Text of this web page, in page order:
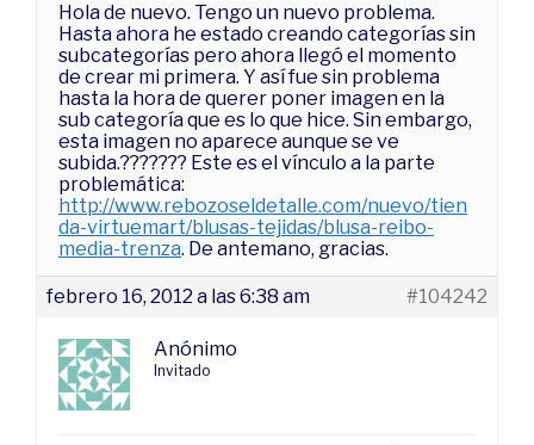
Hola de nuevo. Tengo un nuevo problema.
Hasta ahora he estado creando categorías sin
subcategorías pero ahora llegó el momento
de crear mi primera. Y así fue sin problema
hasta la hora de querer poner imagen en la
sub categoría que es lo que hice. Sin embargo,
esta imagen no aparece aunque se ve
subida.??????? Este es el vínculo a la parte
problemática:
http://www.rebozoseldetalle.com/nuevo/tien
da-virtuemart/blusas-tejidas/blusa-reibo-
media-trenza. De antemano, gracias.
febrero 16, 2012 a las 6:38 am #104242
Anónimo
Invitado